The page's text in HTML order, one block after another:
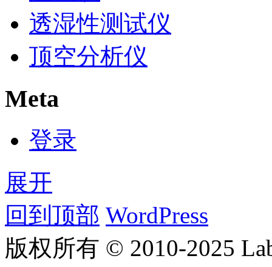
透湿性测试仪
顶空分析仪
Meta
登录
展开
回到顶部 WordPress
版权所有 © 2010-2025